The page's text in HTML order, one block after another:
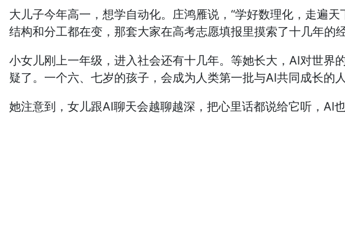
大儿子今年高一，想学自动化。庄鸿雁说，“学好数理化，走遍
结构和分工都在变，那套大家在高考志愿填报里摸索了十几年的
小女儿刚上一年级，进入社会还有十几年。等她长大，AI对世
疑了。一个六、七岁的孩子，会成为人类第一批与AI共同成长的
她注意到，女儿跟AI聊天会越聊越深，把心里话都说给它听，AI